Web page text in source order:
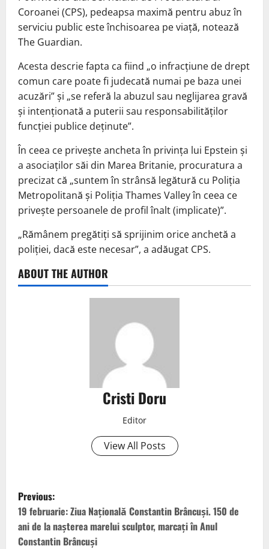
Coroanei (CPS), pedeapsa maximă pentru abuz în
serviciu public este închisoarea pe viață, notează
The Guardian.
Acesta descrie fapta ca fiind „o infracțiune de drept
comun care poate fi judecată numai pe baza unei
acuzări” și „se referă la abuzul sau neglijarea gravă
și intenționată a puterii sau responsabilităților
funcției publice deținute”.
În ceea ce privește ancheta în privința lui Epstein și
a asociaților săi din Marea Britanie, procuratura a
precizat că „suntem în strânsă legătură cu Poliția
Metropolitană și Poliția Thames Valley în ceea ce
privește persoanele de profil înalt (implicate)”.
„Rămânem pregătiți să sprijinim orice anchetă a
poliției, dacă este necesar”, a adăugat CPS.
ABOUT THE AUTHOR
Cristi Doru
Editor
View All Posts
Previous:
19 februarie: Ziua Națională Constantin Brâncuși. 150 de
ani de la nașterea marelui sculptor, marcați în Anul
Constantin Brâncuși